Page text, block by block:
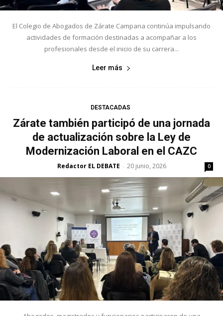
El Colegio de Abogados de Zárate Campana continúa impulsando
actividades de formación destinadas a acompañar a los
profesionales desde el inicio de su carrera...
Leer más
DESTACADAS
Zárate también participó de una jornada
de actualización sobre la Ley de
Modernización Laboral en el CAZC
Redactor EL DEBATE - 20 junio, 2026 0